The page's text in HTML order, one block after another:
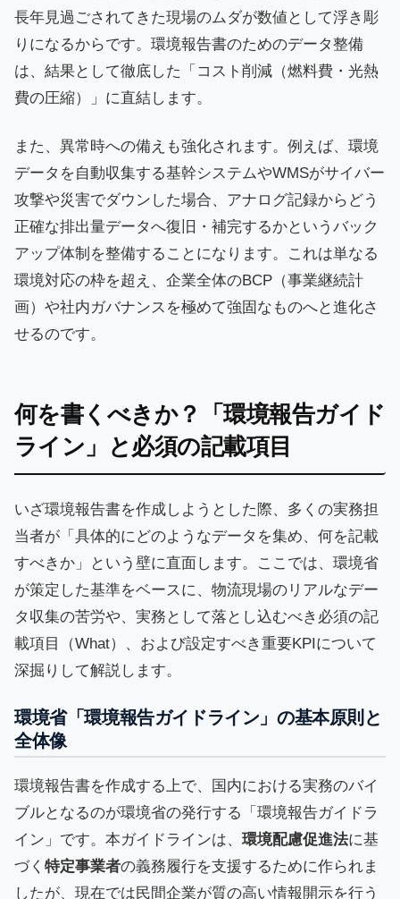
長年見過ごされてきた現場のムダが数値として浮き彫
りになるからです。環境報告書のためのデータ整備
は、結果として徹底した「コスト削減（燃料費・光熱
費の圧縮）」に直結します。
また、異常時への備えも強化されます。例えば、環境
データを自動収集する基幹システムやWMSがサイバー
攻撃や災害でダウンした場合、アナログ記録からどう
正確な排出量データへ復旧・補完するかというバック
アップ体制を整備することになります。これは単なる
環境対応の枠を超え、企業全体のBCP（事業継続計
画）や社内ガバナンスを極めて強固なものへと進化さ
せるのです。
何を書くべきか？「環境報告ガイド
ライン」と必須の記載項目
いざ環境報告書を作成しようとした際、多くの実務担
当者が「具体的にどのようなデータを集め、何を記載
すべきか」という壁に直面します。ここでは、環境省
が策定した基準をベースに、物流現場のリアルなデー
タ収集の苦労や、実務として落とし込むべき必須の記
載項目（What）、および設定すべき重要KPIについて
深掘りして解説します。
環境省「環境報告ガイドライン」の基本原則と
全体像
環境報告書を作成する上で、国内における実務のバイ
ブルとなるのが環境省の発行する「環境報告ガイドラ
イン」です。本ガイドラインは、 環境配慮促進法に基
づく 特定事業者の義務履行を支援するために作られま
したが、現在では民間企業が質の高い情報開示を行う